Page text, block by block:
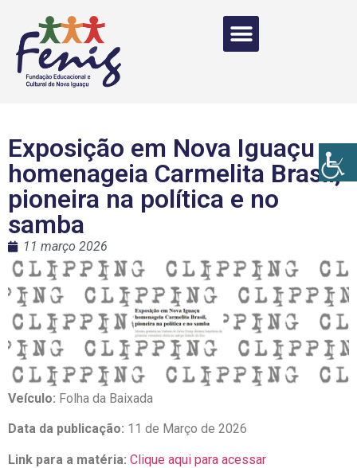
Exposição em Nova Iguaçu
homenageia Carmelita Brasil,
pioneira na política e no
samba
11 março 2026
Veículo: Folha da Baixada
Data da publicação: 11 de Março de 2026
Link para a matéria: Clique aqui para acessar